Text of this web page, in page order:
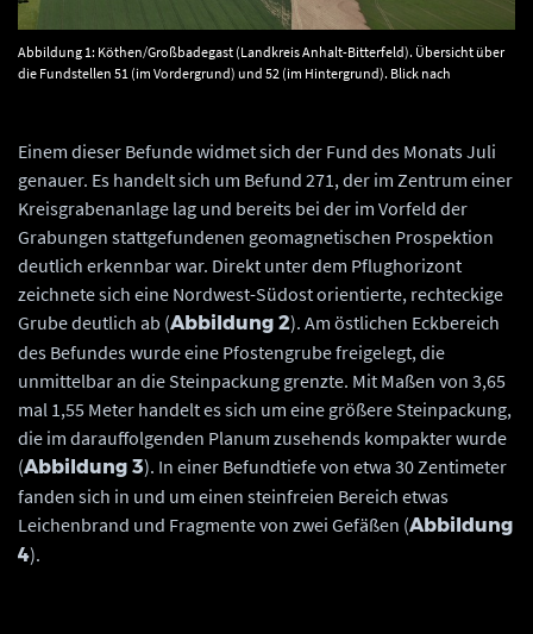
Abbildung 1: Köthen/Großbadegast (Landkreis Anhalt-Bitterfeld). Übersicht über
die Fundstellen 51 (im Vordergrund) und 52 (im Hintergrund). Blick nach
Einem dieser Befunde widmet sich der Fund des Monats Juli
genauer. Es handelt sich um Befund 271, der im Zentrum einer
Kreisgrabenanlage lag und bereits bei der im Vorfeld der
Grabungen stattgefundenen geomagnetischen Prospektion
deutlich erkennbar war. Direkt unter dem Pflughorizont
zeichnete sich eine Nordwest-Südost orientierte, rechteckige
Grube deutlich ab (Abbildung 2). Am östlichen Eckbereich
des Befundes wurde eine Pfostengrube freigelegt, die
unmittelbar an die Steinpackung grenzte. Mit Maßen von 3,65
mal 1,55 Meter handelt es sich um eine größere Steinpackung,
die im darauffolgenden Planum zusehends kompakter wurde
(Abbildung 3). In einer Befundtiefe von etwa 30 Zentimeter
fanden sich in und um einen steinfreien Bereich etwas
Leichenbrand und Fragmente von zwei Gefäßen (Abbildung
4).